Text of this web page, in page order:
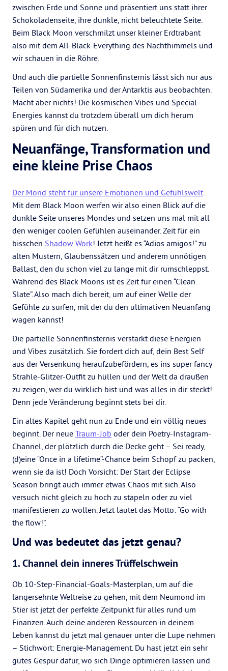
zwischen Erde und Sonne und präsentiert uns statt ihrer
Schokoladenseite, ihre dunkle, nicht beleuchtete Seite.
Beim Black Moon verschmilzt unser kleiner Erdtrabant
also mit dem All-Black-Everything des Nachthimmels und
wir schauen in die Röhre.
Und auch die partielle Sonnenfinsternis lässt sich nur aus
Teilen von Südamerika und der Antarktis aus beobachten.
Macht aber nichts! Die kosmischen Vibes und Special-
Energies kannst du trotzdem überall um dich herum
spüren und für dich nutzen.
Neuanfänge, Transformation und
eine kleine Prise Chaos
Der Mond steht für unsere Emotionen und Gefühlswelt.
Mit dem Black Moon werfen wir also einen Blick auf die
dunkle Seite unseres Mondes und setzen uns mal mit all
den weniger coolen Gefühlen auseinander. Zeit für ein
bisschen Shadow Work! Jetzt heißt es “Adios amigos!” zu
alten Mustern, Glaubenssätzen und anderem unnötigen
Ballast, den du schon viel zu lange mit dir rumschleppst.
Während des Black Moons ist es Zeit für einen “Clean
Slate”. Also mach dich bereit, um auf einer Welle der
Gefühle zu surfen, mit der du den ultimativen Neuanfang
wagen kannst!
Die partielle Sonnenfinsternis verstärkt diese Energien
und Vibes zusätzlich. Sie fordert dich auf, dein Best Self
aus der Versenkung heraufzubefördern, es ins super fancy
Strahle-Glitzer-Outfit zu hüllen und der Welt da draußen
zu zeigen, wer du wirklich bist und was alles in dir steckt!
Denn jede Veränderung beginnt stets bei dir.
Ein altes Kapitel geht nun zu Ende und ein völlig neues
beginnt. Der neue Traum-Job oder dein Poetry-Instagram-
Channel, der plötzlich durch die Decke geht – Sei ready,
(d)eine “Once in a lifetime”-Chance beim Schopf zu packen,
wenn sie da ist! Doch Vorsicht: Der Start der Eclipse
Season bringt auch immer etwas Chaos mit sich. Also
versuch nicht gleich zu hoch zu stapeln oder zu viel
manifestieren zu wollen. Jetzt lautet das Motto: “Go with
the flow!”.
Und was bedeutet das jetzt genau?
1. Channel dein inneres Trüffelschwein
Ob 10-Step-Financial-Goals-Masterplan, um auf die
langersehnte Weltreise zu gehen, mit dem Neumond im
Stier ist jetzt der perfekte Zeitpunkt für alles rund um
Finanzen. Auch deine anderen Ressourcen in deinem
Leben kannst du jetzt mal genauer unter die Lupe nehmen
– Stichwort: Energie-Management. Du hast jetzt ein sehr
gutes Gespür dafür, wo sich Dinge optimieren lassen und